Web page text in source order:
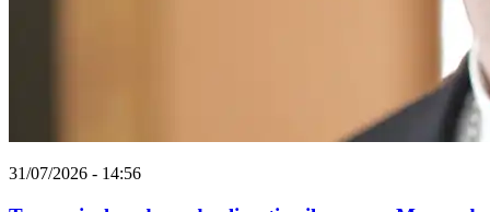
31/07/2026 - 14:56